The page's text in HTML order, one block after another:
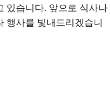
있습니다. 앞으로 식사나
행사를 빛내드리겠습니